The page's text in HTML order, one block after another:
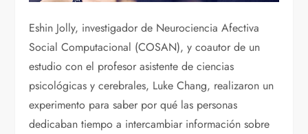
Eshin Jolly, investigador de Neurociencia Afectiva
Social Computacional (COSAN), y coautor de un
estudio con el profesor asistente de ciencias
psicológicas y cerebrales, Luke Chang, realizaron un
experimento para saber por qué las personas
dedicaban tiempo a intercambiar información sobre